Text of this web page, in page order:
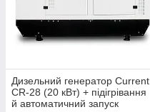
Дизельний генератор Current
CR-28 (20 кВт) + підігрівання
й автоматичний запуск